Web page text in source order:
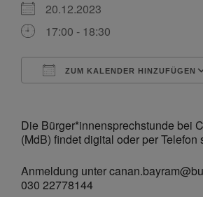
20.12.2023
17:00 - 18:30
ZUM KALENDER HINZUFÜGEN
Die Bürger*innensprechstunde bei
(MdB) findet digital oder per Telefon
Anmeldung unter
030 22778144